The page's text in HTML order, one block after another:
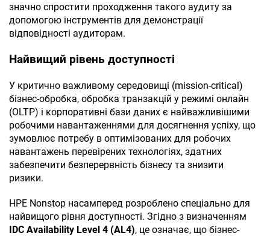
значно спростити проходження такого аудиту за
допомогою інструментів для демонстрації
відповідності аудиторам.
Найвищий рівень доступності
У критично важливому середовищі (mission-critical)
бізнес-обробка, обробка транзакцій у режимі онлайн
(OLTP) і корпоративні бази даних є найважливішими
робочими навантаженнями для досягнення успіху, що
зумовлює потребу в оптимізованих для робочих
навантажень перевірених технологіях, здатних
забезпечити безперервність бізнесу та знизити
ризики.
HPE Nonstop насамперед розроблено спеціально для
найвищого рівня доступності. Згідно з визначенням
IDC Availability Level 4 (AL4), це означає, що бізнес-